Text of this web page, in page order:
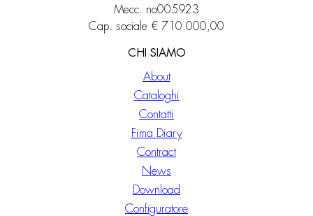
Mecc. no005923
Cap. sociale € 710.000,00
CHI SIAMO
About
Cataloghi
Contatti
Fima Diary
Contract
News
Download
Configuratore